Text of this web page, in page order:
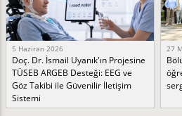
5 Haziran 2026
Doç. Dr. İsmail Uyanık'ın Projesine
TÜSEB ARGEB Desteği: EEG ve
Göz Takibi ile Güvenilir İletişim
Sistemi
27